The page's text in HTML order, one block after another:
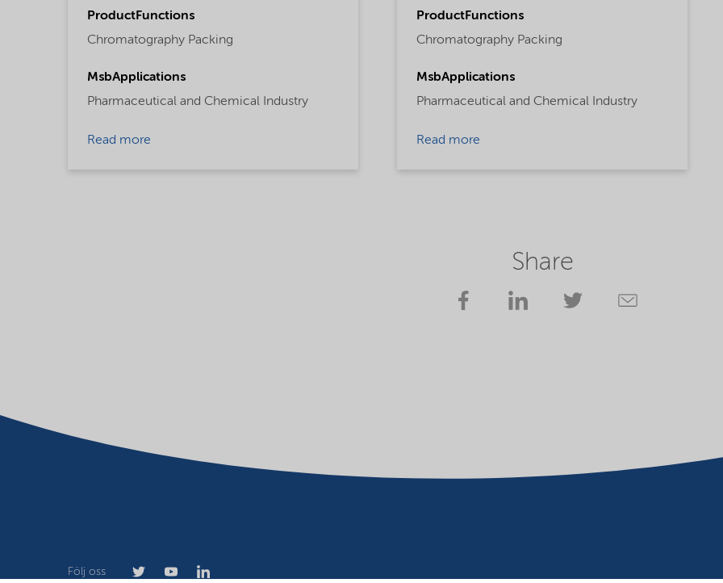
ProductFunctions
Chromatography Packing
MsbApplications
Pharmaceutical and Chemical Industry
Read more
ProductFunctions
Chromatography Packing
MsbApplications
Pharmaceutical and Chemical Industry
Read more
Share
Följ oss